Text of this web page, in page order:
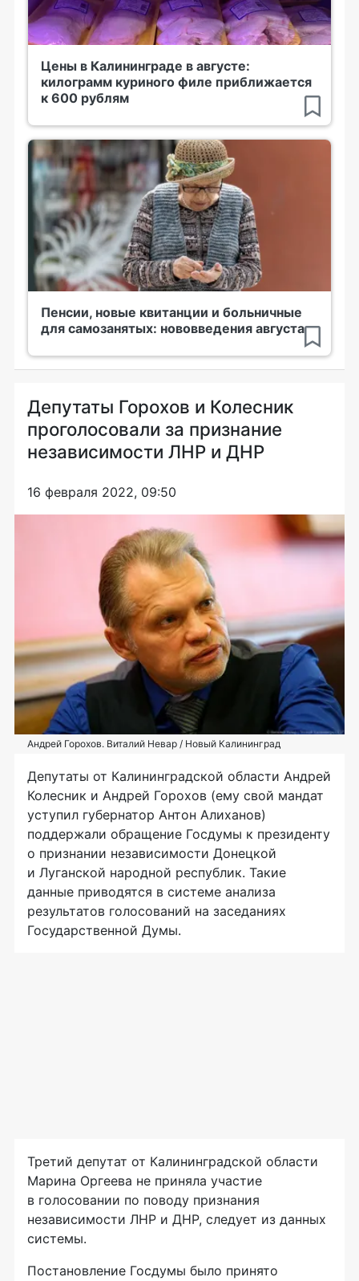
Цены в Калининграде в августе:
килограмм куриного филе приближается
к 600 рублям
Пенсии, новые квитанции и больничные
для самозанятых: нововведения августа
Депутаты Горохов и Колесник
проголосовали за признание
независимости ЛНР и ДНР
16 февраля 2022, 09:50
Андрей Горохов. Виталий Невар / Новый Калининград
Депутаты от Калининградской области Андрей
Колесник и Андрей Горохов (ему свой мандат
уступил губернатор Антон Алиханов)
поддержали обращение Госдумы к президенту
о признании независимости Донецкой
и Луганской народной республик. Такие
данные приводятся в системе анализа
результатов голосований на заседаниях
Государственной Думы.
Третий депутат от Калининградской области
Марина Оргеева не приняла участие
в голосовании по поводу признания
независимости ЛНР и ДНР, следует из данных
системы.
Постановление Госдумы было принято